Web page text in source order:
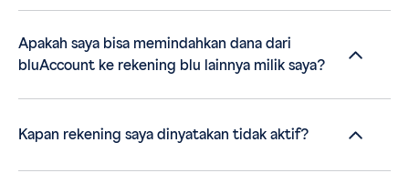
Apakah saya bisa memindahkan dana dari
bluAccount ke rekening blu lainnya milik saya?
Kapan rekening saya dinyatakan tidak aktif?